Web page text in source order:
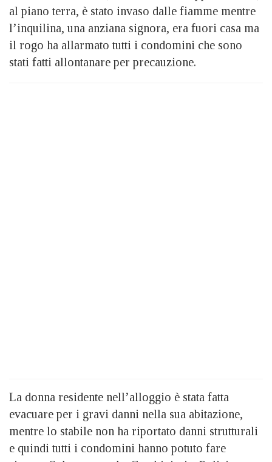
al piano terra, è stato invaso dalle fiamme mentre
l’inquilina, una anziana signora, era fuori casa ma
il rogo ha allarmato tutti i condomini che sono
stati fatti allontanare per precauzione.
La donna residente nell’alloggio è stata fatta
evacuare per i gravi danni nella sua abitazione,
mentre lo stabile non ha riportato danni strutturali
e quindi tutti i condomini hanno potuto fare